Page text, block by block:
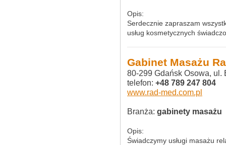
Opis:
Serdecznie zapraszam
usług kosmetycznych
Gabinet Masażu
80-299 Gdańsk Osowa, ul.
telefon: +48 789 247 804
www.rad-med.com.pl
Branża: gabinety masażu
Opis:
Świadczymy usługi masażu